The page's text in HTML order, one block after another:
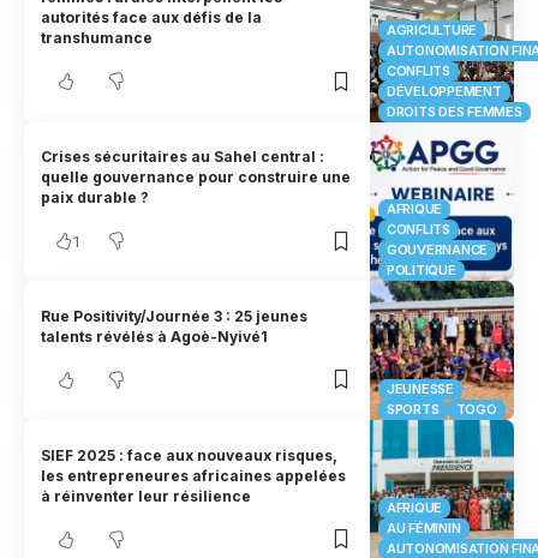
AGRICULTURE
AUTONOMISATION
CONFLITS
DÉVELOPPEMENT
DROITS DES FEMMES
autorités face aux défis de la
transhumance
AFRIQUE
CONFLITS
GOUVERNANCE
POLITIQUE
Crises sécuritaires au Sahel central :
quelle gouvernance pour construire une
paix durable ?
1
JEUNESSE
SPORTS
TOGO
Rue Positivity/Journée 3 : 25 jeunes
talents révélés à Agoè-Nyivé1
AFRIQUE
AU FÉMININ
AUTONOMISATION
SIEF 2025 : face aux nouveaux risques,
les entrepreneures africaines appelées
à réinventer leur résilience